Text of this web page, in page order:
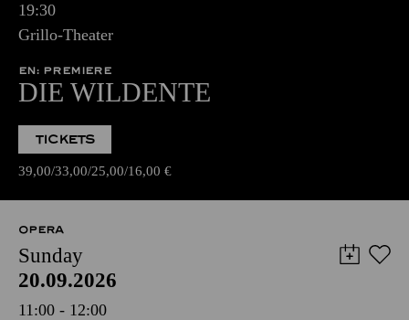
19:30
Grillo-Theater
EN: PREMIERE
DIE WILDENTE
TICKETS
39,00 33,00 25,00 16,00 €
OPERA
Sunday
20.09.2026
11:00 - 12:00